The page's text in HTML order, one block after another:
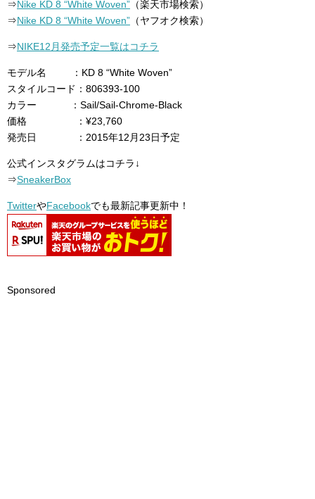
⇒Nike KD 8 “White Woven” （楽天市場検索）
⇒Nike KD 8 “White Woven” （ヤフオク検索）
⇒NIKE12月発売予定一覧はコチラ
モデル名 ：KD 8 “White Woven”
スタイルコード：806393-100
カラー ：Sail/Sail-Chrome-Black
価格 ：¥23,760
発売日 ：2015年12月23日予定
公式インスタグラムはコチラ↓
⇒SneakerBox
TwitterやFacebookでも最新記事更新中！
Sponsored